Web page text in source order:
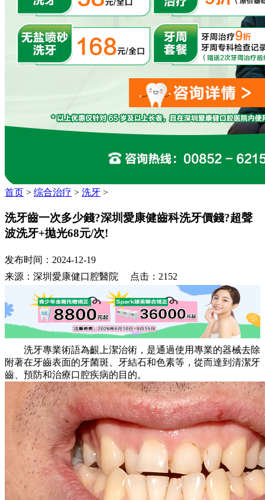
首页 > 综合治疗 > 洗牙 >
洗牙齒一次多少錢?深圳愛康健齒科洗牙價錢?超聲
波洗牙+拋光68元/次!
发布时间：2024-12-19
来源：深圳愛康健口腔醫院 点击：2152
洗牙專業術語為齦上潔治術，是通過使用專業的器械去除
附著在牙齒表面的牙菌斑、牙結石和色素等，從而達到清潔牙
齒、預防和治療口腔疾病的目的。